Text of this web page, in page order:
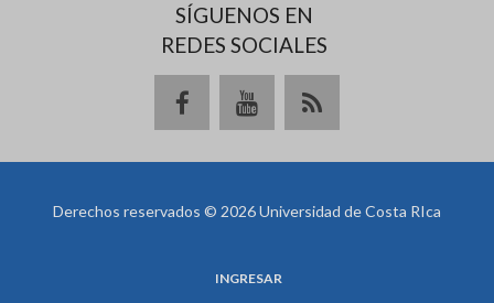
SÍGUENOS EN
REDES SOCIALES
Derechos reservados © 2026 Universidad de Costa RIca
INGRESAR